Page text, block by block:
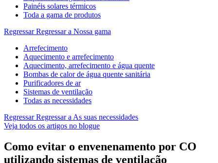
Painéis solares térmicos
Toda a gama de produtos
Regressar Regressar a Nossa gama
Arrefecimento
Aquecimento e arrefecimento
Aquecimento, arrefecimento e água quente
Bombas de calor de água quente sanitária
Purificadores de ar
Sistemas de ventilação
Todas as necessidades
Regressar Regressar a As suas necessidades
Veja todos os artigos no blogue
Como evitar o envenenamento por CO
utilizando sistemas de ventilação